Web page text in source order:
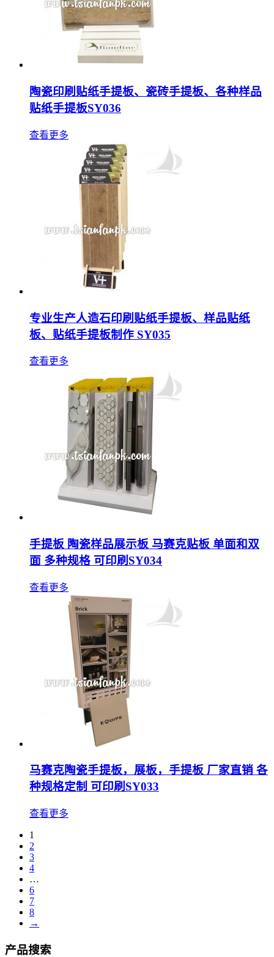
陶瓷印刷贴纸手提板、瓷砖手提板、各种样品
贴纸手提板SY036
查看更多
专业生产人造石印刷贴纸手提板、样品贴纸
板、贴纸手提板制作 SY035
查看更多
手提板 陶瓷样品展示板 马赛克贴板 单面和双
面 多种规格 可印刷SY034
查看更多
马赛克陶瓷手提板，展板，手提板 厂家直销 各
种规格定制 可印刷SY033
查看更多
1
2
3
4
…
6
7
8
→
产品搜索